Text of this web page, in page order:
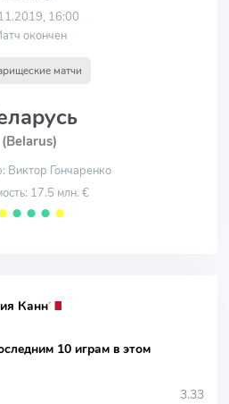
16:00
окончен
матчи
(Belarus)
Виктор Гончаренко
17.5 млн. €
⬤ ⬤ ⬤ ⬤
Канн
10 играм в этом
3.33